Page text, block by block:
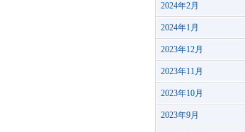
2024年2月
2024年1月
2023年12月
2023年11月
2023年10月
2023年9月